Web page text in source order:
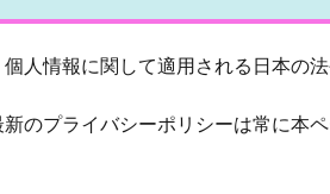
人情報に関して適用される日本の
のプライバシーポリシーは常に本ペ